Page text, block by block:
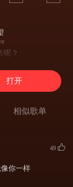
呢？
法吗？
me
谎
打开
相似歌单
49
你一样